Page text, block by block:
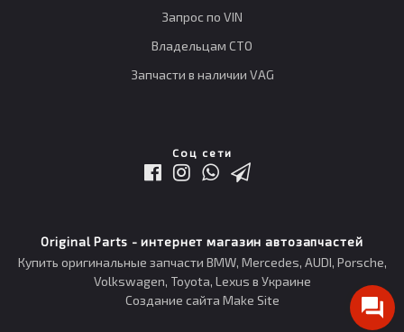
Запрос по VIN
Владельцам СТО
Запчасти в наличии VAG
Соц сети
Original Parts - интернет магазин автозапчастей
Купить оригинальные запчасти BMW, Mercedes, AUDI, Porsche,
Volkswagen, Toyota, Lexus в Украине
Создание сайта Make Site